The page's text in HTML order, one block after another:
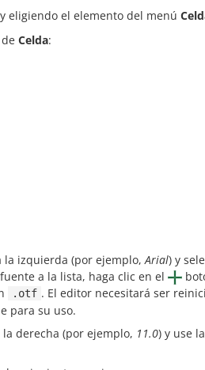
eligiendo el elemento del menú
Celda:
izquierda (por ejemplo, Arial) y
a la lista, haga clic en el
.otf . El editor necesitará ser
para su uso.
derecha (por ejemplo, 11.0) y use